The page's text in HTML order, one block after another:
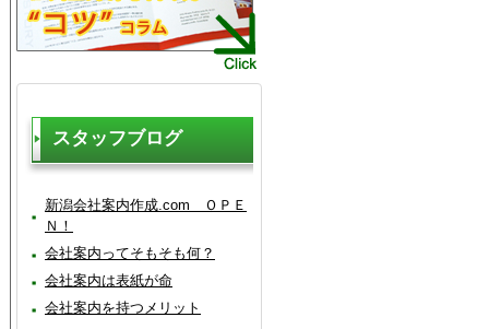
スタッフブログ
新潟会社案内作成.com ＯＰＥ
Ｎ！
会社案内ってそもそも何？
会社案内は表紙が命
会社案内を持つメリット